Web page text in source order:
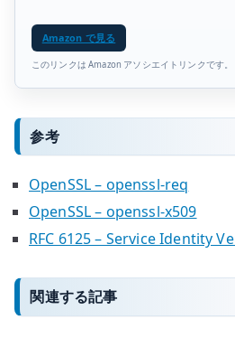
Amazon で見る
このリンクは Amazon アソシエイトリンクです。
参考
OpenSSL – openssl-req
OpenSSL – openssl-x509
RFC 6125 – Service Identity
関連する記事